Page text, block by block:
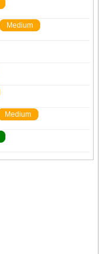
Medium
Medium